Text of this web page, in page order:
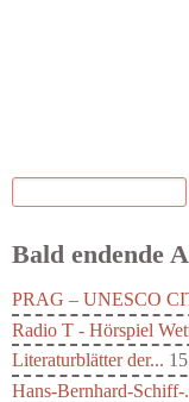
Suchformular
Suche
Bald endende
PRAG – UNESCO
Radio T - Hörspiel
Literaturblätter der...
Hans-Bernhard-Schiff-